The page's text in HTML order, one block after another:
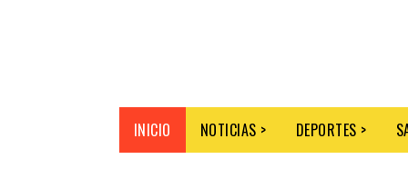
INICIO NOTICIAS > DEPORTES >